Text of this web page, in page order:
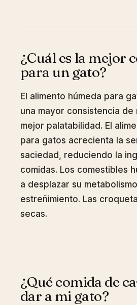
¿Cuál es la mejor
para un gato?
El alimento húmeda para
una mayor consistencia de
mejor palatabilidad. El
para gatos acrecienta la
saciedad, reduciendo la
comidas. Los comestibles
a desplazar su
estreñimiento. Las
secas.
¿Qué comida de
dar a mi gato?